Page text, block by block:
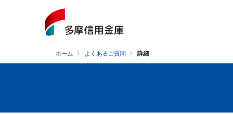
ホーム よくあるご質問 詳細